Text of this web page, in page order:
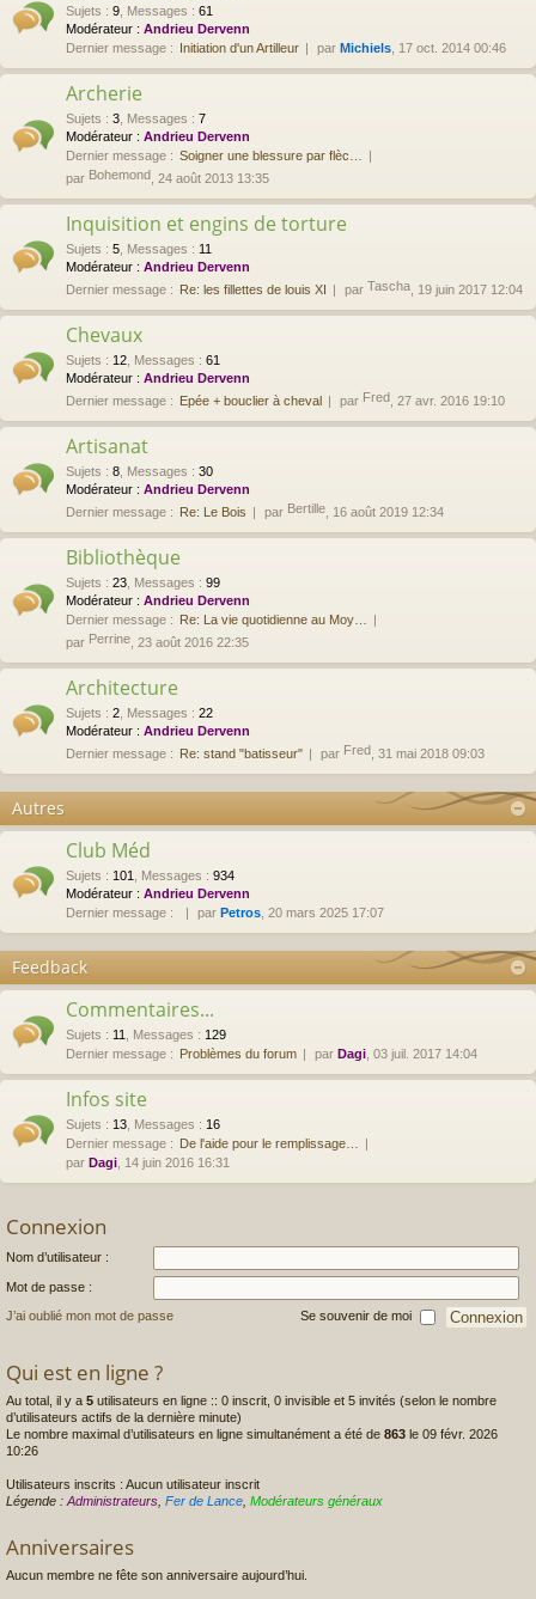
Sujets : 9 Messages : 61
Modérateur : Andrieu Dervenn
Dernier message : Initiation d'un Artilleur par Michiels , 17 oct. 2014 00:46
Archerie
Sujets : 3 Messages : 7
Modérateur : Andrieu Dervenn
Dernier message : Soigner une blessure par flèc…
par Bohemond , 24 août 2013 13:35
Inquisition et engins de torture
Sujets : 5 Messages : 11
Modérateur : Andrieu Dervenn
Dernier message : Re: les fillettes de louis XI par Tascha , 19 juin 2017 12:04
Chevaux
Sujets : 12 Messages : 61
Modérateur : Andrieu Dervenn
Dernier message : Epée + bouclier à cheval par Fred , 27 avr. 2016 19:10
Artisanat
Sujets : 8 Messages : 30
Modérateur : Andrieu Dervenn
Dernier message : Re: Le Bois par Bertille , 16 août 2019 12:34
Bibliothèque
Sujets : 23 Messages : 99
Modérateur : Andrieu Dervenn
Dernier message : Re: La vie quotidienne au Moy…
par Perrine , 23 août 2016 22:35
Architecture
Sujets : 2 Messages : 22
Modérateur : Andrieu Dervenn
Dernier message : Re: stand "batisseur" par Fred , 31 mai 2018 09:03
Autres
Club Méd
Sujets : 101 Messages : 934
Modérateur : Andrieu Dervenn
Dernier message :
par Petros , 20 mars 2025 17:07
Feedback
Commentaires...
Sujets : 11 Messages : 129
Dernier message : Problèmes du forum par Dagi , 03 juil. 2017 14:04
Infos site
Sujets : 13 Messages : 16
Dernier message : De l'aide pour le remplissage…
par Dagi , 14 juin 2016 16:31
Connexion
Nom d’utilisateur :
Mot de passe :
J’ai oublié mon mot de passe Se souvenir de moi
Qui est en ligne ?
Au total, il y a 5 utilisateurs en ligne :: 0 inscrit, 0 invisible et 5 invités (selon le nombre
d’utilisateurs actifs de la dernière minute)
Le nombre maximal d’utilisateurs en ligne simultanément a été de 863 le 09 févr. 2026
10:26
Utilisateurs inscrits : Aucun utilisateur inscrit
Légende : Administrateurs Fer de Lance Modérateurs généraux
Anniversaires
Aucun membre ne fête son anniversaire aujourd’hui.